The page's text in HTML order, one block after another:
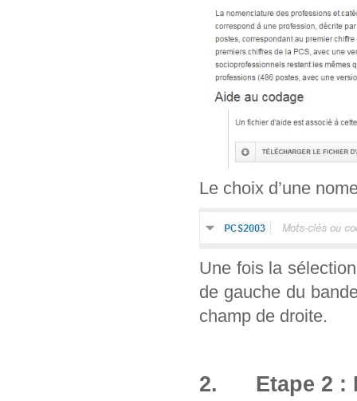
Le choix d’une
Une fois la
de gauche du
champ de droite.
2. Etape 2 :